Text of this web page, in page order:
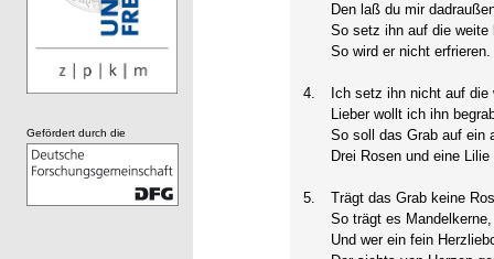
Den laß du mir
So setz ihn auf die weite
So wird er nicht erfrieren.
4.
Ich setz ihn nicht auf
Lieber wollt ich ihn
So soll das Grab auf ein
Drei Rosen und eine
5.
Trägt das Grab keine
So trägt es Mandelkerne,
Und wer ein fein
Gefördert durch die